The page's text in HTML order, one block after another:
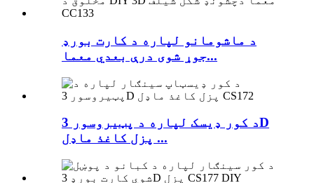
د ماشومانو لپاره د کارت بورډ
جوړ شوی درې بعدي معما...
د کور ډیسک لپاره د پټیروسور 3D
پزل کاغذ ماډل ...